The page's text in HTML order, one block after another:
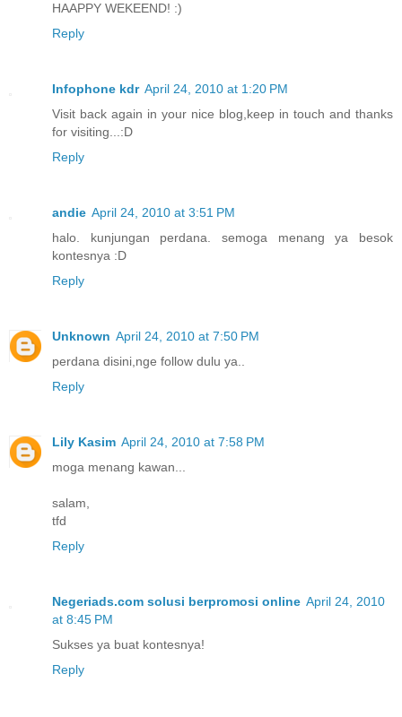
HAAPPY WEKEEND! :)
Reply
Infophone kdr April 24, 2010 at 1:20 PM
Visit back again in your nice blog,keep in touch and thanks
for visiting...:D
Reply
andie April 24, 2010 at 3:51 PM
halo. kunjungan perdana. semoga menang ya besok
kontesnya :D
Reply
Unknown April 24, 2010 at 7:50 PM
perdana disini,nge follow dulu ya..
Reply
Lily Kasim April 24, 2010 at 7:58 PM
moga menang kawan...
salam,
tfd
Reply
Negeriads.com solusi berpromosi online April 24, 2010
at 8:45 PM
Sukses ya buat kontesnya!
Reply